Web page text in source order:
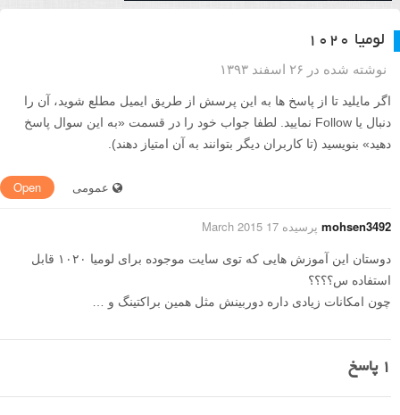
لومیا ۱۰۲۰
نوشته شده در ۲۶ اسفند ۱۳۹۳
اگر مایلید تا از پاسخ ها به این پرسش از طریق ایمیل مطلع شوید، آن را
دنبال یا Follow نمایید. لطفا جواب خود را در قسمت «به این سوال پاسخ
دهید» بنویسید (تا کاربران دیگر بتوانند به آن امتیاز دهند).
Open عمومی
mohsen3492 پرسیده 17 March 2015
دوستان این آموزش هایی که توی سایت موجوده برای لومیا ۱۰۲۰ قابل
استفاده س؟؟؟؟
چون امکانات زیادی داره دوربینش مثل همین براکتینگ و …
1 پاسخ